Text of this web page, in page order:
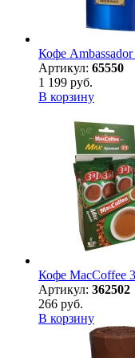
Кофе
Артикул: 65550
1 199 руб.
В корзину
Кофе MacCoffee
Артикул: 362502
266 руб.
В корзину